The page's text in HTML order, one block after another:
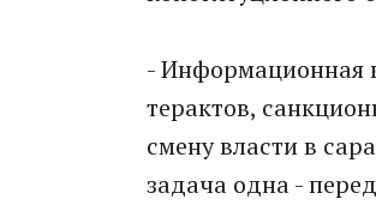
- Информационная
терактов,
смену власти в
задача одна -